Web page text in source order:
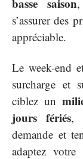
basse saison
s’assurer des
appréciable.
Le week-end
surcharge et
ciblez un
jours fériés,
demande et
adaptez votre